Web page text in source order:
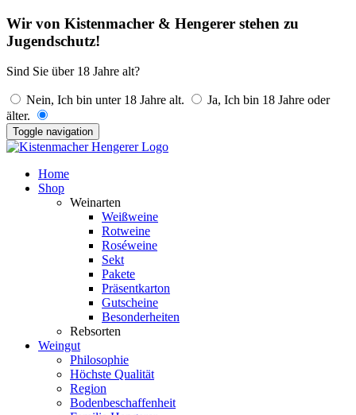
Wir von Kistenmacher & Hengerer stehen zu
Jugendschutz!
Sind Sie über 18 Jahre alt?
Nein, Ich bin unter 18 Jahre alt.
Ja, Ich bin 18 Jahre oder
älter.
Toggle navigation
Home
Shop
Weinarten
Weißweine
Rotweine
Roséweine
Sekt
Pakete
Präsentkarton
Gutscheine
Besonderheiten
Rebsorten
Weingut
Philosophie
Höchste Qualität
Region
Bodenbeschaffenheit